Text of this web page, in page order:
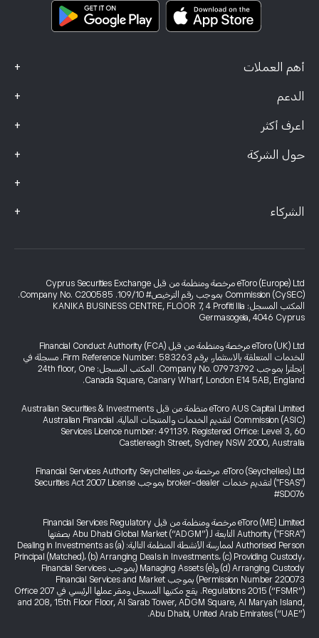
أهم العملات +
الدعم +
اعرف أكثر +
حول الشركة +
+
بيانات الشكاوى (عملاء FCA)
الشركاء +
eToro (Europe) Ltd مرخصة ومنظمة من قبل Cyprus Securities Exchange
Commission (CySEC) بموجب رقم الترخيص# 109/10. Company No. C200585.
المكتب المسجل: KANIKA BUSINESS CENTRE, FLOOR 7, 4 Profiti Ilia
Germasogeia, 4046 Cyprus
eToro (UK) Ltd مرخصة ومنظمة من قبل Financial Conduct Authority (FCA)
للخدمات المتعلقة بالاستثمار، برقم Firm Reference Number: 583263. مسجلة في
إنجلترا بموجب Company No. 07973792. المكتب المسجل: 24th floor, One
Canada Square, Canary Wharf, London E14 5AB, England.
eToro AUS Capital Limited منظمة من قبل Australian Securities & Investments
Commission (ASIC) لتقديم الخدمات والمنتجات المالية. Australian Financial
Services Licence number: 491139. Registered Office: Level 3, 60
Castlereagh Street, Sydney NSW 2000, Australia
eToro (Seychelles) Ltd. مرخصة من Financial Services Authority Seychelles
("FSAS") لتقديم خدمات broker-dealer بموجب Securities Act 2007 License
#SD076
eToro (ME) Limited مرخصة ومنظمة من قبل Financial Services Regulatory
Authority ("FSRA") التابعة لـ Abu Dhabi Global Market (“ADGM”) بصفتها
Authorised Person لممارسة الأنشطة المنظمة التالية: (a) Dealing in Investments as
Principal (Matched)، (b) Arranging Deals in Investments، (c) Providing Custody،
(d) Arranging Custody و(e) Managing Assets (بموجب Financial Services
Permission Number 220073) بموجب Financial Services and Market
Regulations 2015 (“FSMR”). يقع مكتبها المسجل ومقر عملها الرئيسي في Office 207
and 208, 15th Floor Floor, Al Sarab Tower, ADGM Square, Al Maryah Island,
Abu Dhabi, United Arab Emirates (“UAE”).